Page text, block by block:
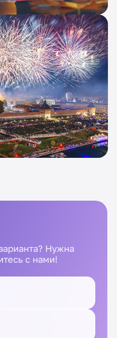
Нужна
с нами!